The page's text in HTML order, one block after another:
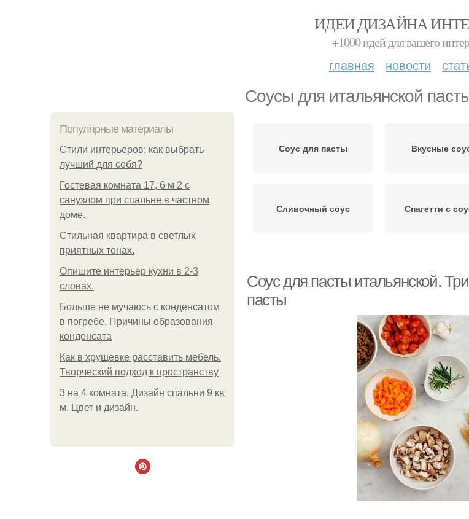
ИДЕИ ДИЗАЙНА
+1000 идей для вашего
главная новости
Соусы для итальянской
Популярные материалы
Стили интерьеров: как выбрать
лучший для себя?
Гостевая комната 17, 6 м 2 с
санузлом при спальне в частном
доме.
Стильная квартира в светлых
приятных тонах.
Опишите интерьер кухни в 2-3
словах.
Больше не мучаюсь с конденсатом
в погребе. Причины образования
конденсата
Как в хрущевке расставить мебель.
Творческий подход к пространству
3 на 4 комната. Дизайн спальни 9 кв
м. Цвет и дизайн.
Соус для пасты Вкусные
Сливочный соус Спагетти с
Итальянская
Соус для пасты итальянской.
пасты